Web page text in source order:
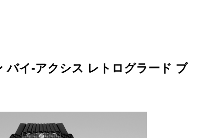
バイ-アクシス レトログラード ブ